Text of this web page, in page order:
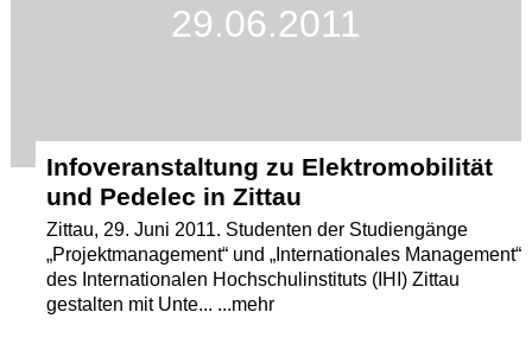
29.06.2011
Infoveranstaltung zu Elektromobilität
und Pedelec in Zittau
Zittau, 29. Juni 2011. Studenten der Studiengänge
„Projektmanagement“ und „Internationales Management“
des Internationalen Hochschulinstituts (IHI) Zittau
gestalten mit Unte... ...mehr